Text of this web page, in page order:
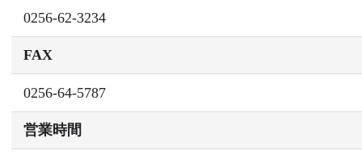
0256-62-3234
FAX
0256-64-5787
営業時間